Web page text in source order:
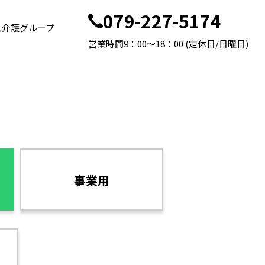
護グループ 079-227-5174
営業時間9：00～18：00 (定休日/日曜日)
事業用